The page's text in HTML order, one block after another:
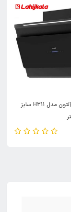
هود مورب آلتون مدل H311 سایز